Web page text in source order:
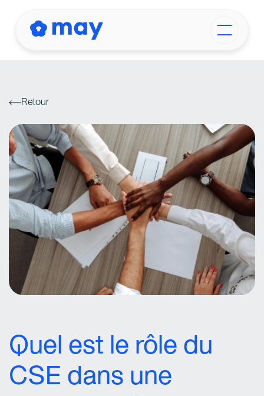
Quel est le rôle du
CSE dans une
Retour